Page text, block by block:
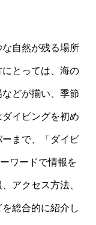
自然が残る場所
とっては、海の
どが揃い、季節
イビングを初め
まで、「ダイビ
ワードで情報を
アクセス方法、
総合的に紹介し